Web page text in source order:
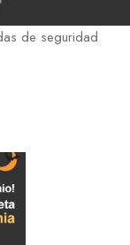
de seguridad